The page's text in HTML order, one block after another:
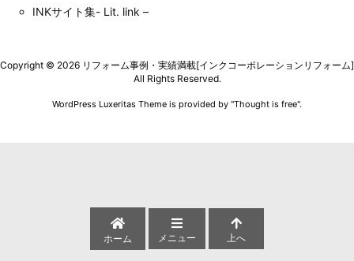
INKサイト集- Lit. link –
ホーム メニュー 上へ
Copyright © 2026 リフォーム事例・実績満載[インクコーポレーションリフォーム]
All Rights Reserved.
WordPress Luxeritas Theme is provided by "Thought is free".